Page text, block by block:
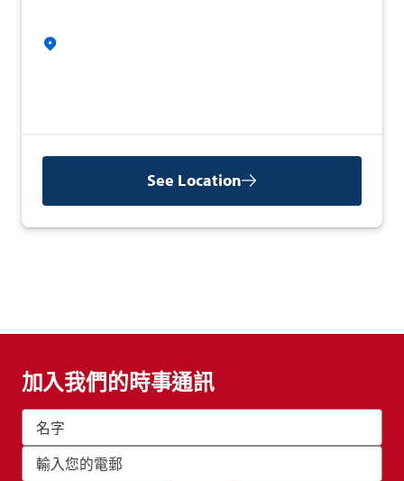
See Location
加入我們的時事通訊